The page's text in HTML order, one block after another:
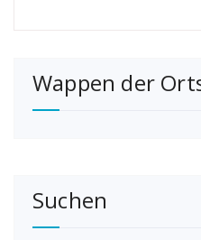
Wappen der
Suchen